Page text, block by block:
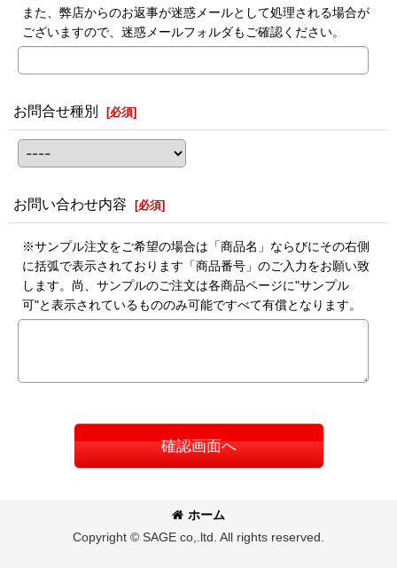
また、弊店からのお返事が迷惑メールとして処理される場合が
ございますので、迷惑メールフォルダもご確認ください。
お問合せ種別 [必須]
お問い合わせ内容 [必須]
※サンプル注文をご希望の場合は「商品名」ならびにその右側
に括弧で表示されております「商品番号」のご入力をお願い致
します。尚、サンプルのご注文は各商品ページに"サンプル
可"と表示されているもののみ可能ですべて有償となります。
確認画面へ
ホーム
Copyright © SAGE co,.ltd. All rights reserved.